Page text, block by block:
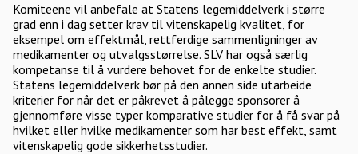
Komiteene vil anbefale at Statens legemiddelverk i større
grad enn i dag setter krav til vitenskapelig kvalitet, for
eksempel om effektmål, rettferdige sammenligninger av
medikamenter og utvalgsstørrelse. SLV har også særlig
kompetanse til å vurdere behovet for de enkelte studier.
Statens legemiddelverk bør på den annen side utarbeide
kriterier for når det er påkrevet å pålegge sponsorer å
gjennomføre visse typer komparative studier for å få svar på
hvilket eller hvilke medikamenter som har best effekt, samt
vitenskapelig gode sikkerhetsstudier.